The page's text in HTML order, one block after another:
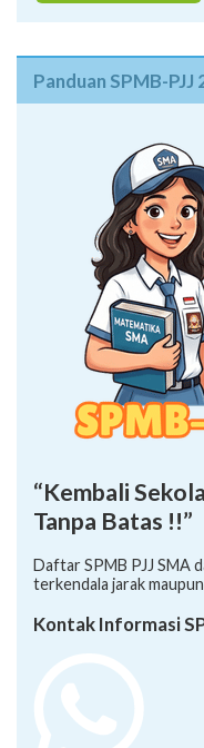
Panduan SPMB-PJJ
“Kembali
Tanpa Batas !!”
Daftar SPMB PJJ SMA
terkendala jarak
Kontak Informasi